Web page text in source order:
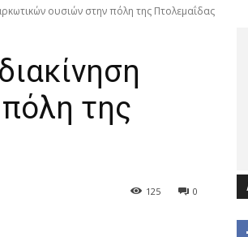
ουσιών στην πόλη της Πτολεμαΐδας
της
0
125